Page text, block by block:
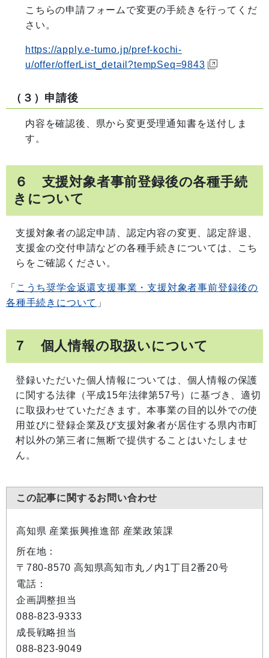
こちらの申請フォームで変更の手続きを行ってくだ
さい。
https://apply.e-tumo.jp/pref-kochi-
u/offer/offerList_detail?tempSeq=9843
（３）申請後
内容を確認後、県から変更受理通知書を送付しま
す。
６
支援対象者事前登録後の各種手続
きについて
支援対象者の認定申請、認定内容の変更、認定辞退、
支援金の交付申請などの各種手続きについては、こち
らをご確認ください。
「 こうち奨学金返還支援事業・支援対象者事前登録後の
各種手続きについて 」
７ 個人情報の取扱いについて
登録いただいた個人情報については、個人情報の保護
に関する法律（平成15年法律第57号）に基づき、適切
に取扱わせていただきます。本事業の目的以外での使
用並びに登録企業及び支援対象者が居住する県内市町
村以外の第三者に無断で提供することはいたしませ
ん。
この記事に関するお問い合わせ
高知県 産業振興推進部 産業政策課
所在地：
〒780-8570 高知県高知市丸ノ内1丁目2番20号
電話：
企画調整担当
088-823-9333
成長戦略担当
088-823-9049